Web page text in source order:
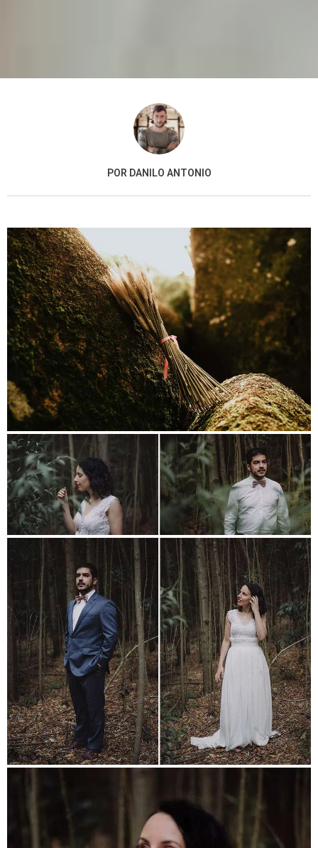
POR DANILO ANTONIO